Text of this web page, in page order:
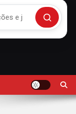
Buscar